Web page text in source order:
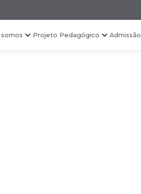
Projeto Pedagógico Admissão